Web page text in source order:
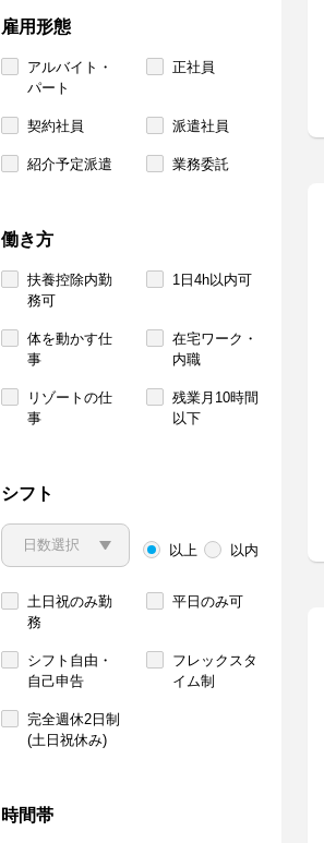
雇用形態
アルバイト・
パート
正社員
契約社員 派遣社員
紹介予定派遣 業務委託
働き方
扶養控除内勤
務可
1日4h以内可
体を動かす仕
事
在宅ワーク・
内職
リゾートの仕
事
残業月10時間
以下
シフト
以上 以内
土日祝のみ勤
務
平日のみ可
シフト自由・
自己申告
フレックスタ
イム制
完全週休2日制
(土日祝休み)
時間帯